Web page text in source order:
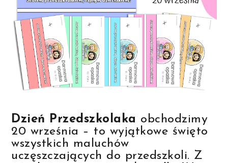
Dzień Przedszkolaka obchodzimy
20 września – to wyjątkowe święto
wszystkich maluchów
uczęszczających do przedszkoli. Z